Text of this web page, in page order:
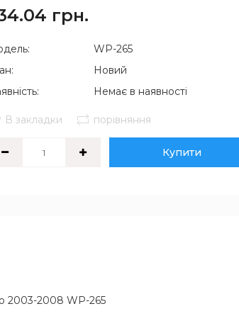
грн.
WP-265
Новий
Немає в наявності
В закладки порівняння
Купити
2003-2008 WP-265